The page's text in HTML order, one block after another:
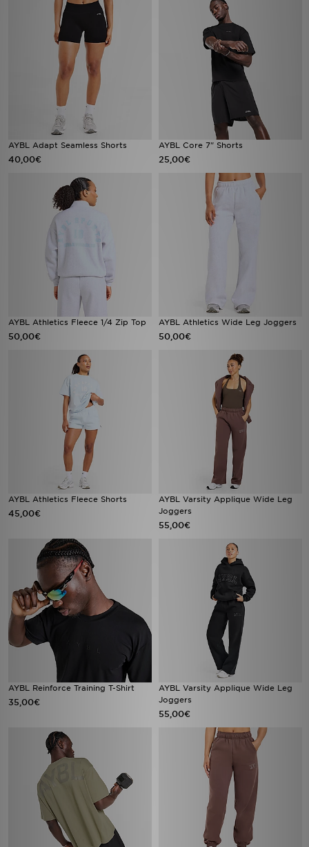
AYBL Adapt Seamless Shorts
40,00€
AYBL Core 7" Shorts
25,00€
AYBL Athletics Fleece 1/4 Zip Top
50,00€
AYBL Athletics Wide Leg Joggers
50,00€
AYBL Athletics Fleece Shorts
45,00€
AYBL Varsity Applique Wide Leg
Joggers
55,00€
AYBL Reinforce Training T-Shirt
35,00€
AYBL Varsity Applique Wide Leg
Joggers
55,00€